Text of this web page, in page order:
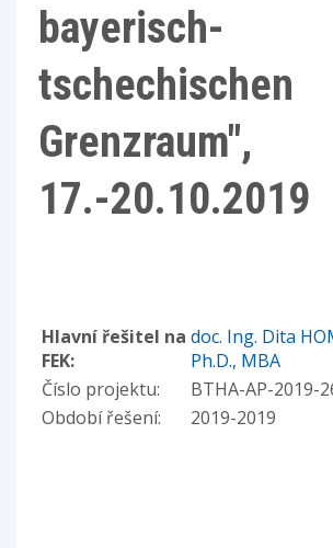
bayerisch-
tschechischen
Grenzraum",
17.-20.10.2019
Hlavní řešitel na
FEK:
doc. Ing. Dita
Ph.D., MBA
Číslo projektu:
BTHA-AP-2019-
Období řešení:
2019-2019